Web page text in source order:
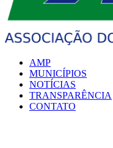
AMP
MUNICÍPIOS
NOTÍCIAS
TRANSPARÊNCIA
CONTATO